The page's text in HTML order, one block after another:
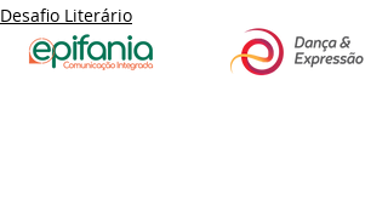
Desafio Literário